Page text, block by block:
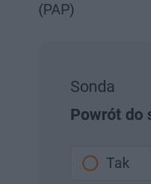
(PAP)
Sonda
Powrót do
Tak